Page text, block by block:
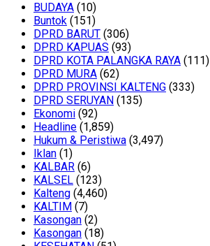
BUDAYA (10)
Buntok (151)
DPRD BARUT (306)
DPRD KAPUAS (93)
DPRD KOTA PALANGKA RAYA (111)
DPRD MURA (62)
DPRD PROVINSI KALTENG (333)
DPRD SERUYAN (135)
Ekonomi (92)
Headline (1,859)
Hukum & Peristiwa (3,497)
Iklan (1)
KALBAR (6)
KALSEL (123)
Kalteng (4,460)
KALTIM (7)
Kasongan (2)
Kasongan (18)